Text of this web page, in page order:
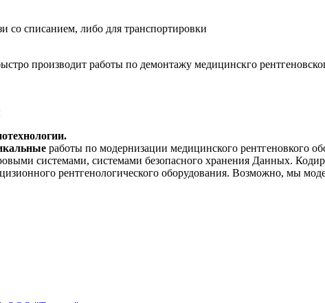
производит работы по демонтажу медицинскго
работы по модернизации медицинского рентгеновкого
системами, системами безопасного хранения Данных.
рентгенологического оборудования. Возможно, мы